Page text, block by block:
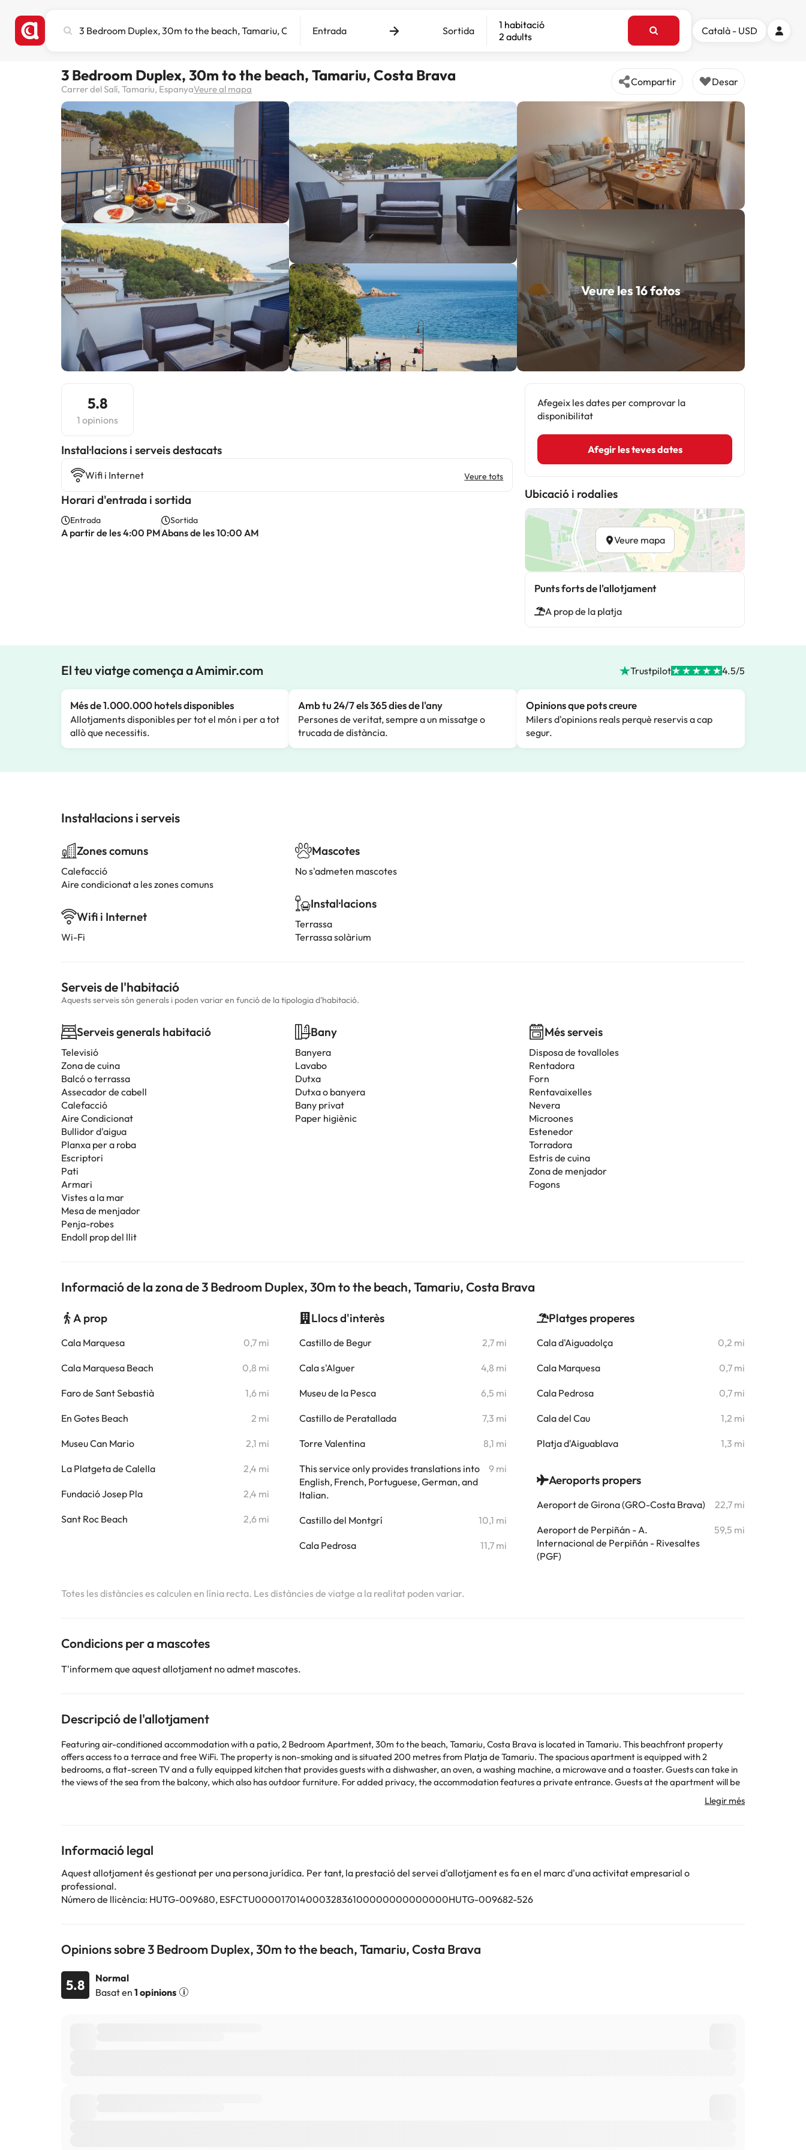
ciutat,
destinació
Entrada Sortida
1 habitació
2 adults
Català - USD
3 Bedroom Duplex, 30m to the beach, Tamariu, Costa Brava
Carrer del Salí, Tamariu, EspanyaVeure al mapa
Compartir Desar
Veure les 16 fotos
5.8
1 opinions
Instal·lacions i serveis destacats
Wifi i Internet Veure tots
Horari d'entrada i sortida
Entrada
A partir de les 4:00 PM
Sortida
Abans de les 10:00 AM
Afegeix les dates per comprovar la
disponibilitat
Afegir les teves dates
Ubicació i rodalies
Veure mapa
Punts forts de l'allotjament
A prop de la platja
El teu viatge comença a Amimir.com Trustpilot 4.5/5
Més de 1.000.000 hotels disponibles
Allotjaments disponibles per tot el món i per a tot
allò que necessitis.
Amb tu 24/7 els 365 dies de l'any
Persones de veritat, sempre a un missatge o
trucada de distància.
Opinions que pots creure
Milers d'opinions reals perquè reservis a cap
segur.
Instal·lacions i serveis
Zones comuns
Calefacció
Aire condicionat a les zones comuns
Wifi i Internet
Wi-Fi
Mascotes
No s'admeten mascotes
Instal·lacions
Terrassa
Terrassa solàrium
Serveis de l'habitació
Aquests serveis són generals i poden variar en funció de la tipologia d'habitació.
Serveis generals habitació
Televisió
Zona de cuina
Balcó o terrassa
Assecador de cabell
Calefacció
Aire Condicionat
Bullidor d'aigua
Planxa per a roba
Escriptori
Pati
Armari
Vistes a la mar
Mesa de menjador
Penja-robes
Endoll prop del llit
Bany
Banyera
Lavabo
Dutxa
Dutxa o banyera
Bany privat
Paper higiènic
Més serveis
Disposa de tovalloles
Rentadora
Forn
Rentavaixelles
Nevera
Microones
Estenedor
Torradora
Estris de cuina
Zona de menjador
Fogons
Informació de la zona de 3 Bedroom Duplex, 30m to the beach, Tamariu, Costa Brava
A prop
Cala Marquesa 0,7 mi
Cala Marquesa Beach 0,8 mi
Faro de Sant Sebastià 1,6 mi
En Gotes Beach 2 mi
Museu Can Mario 2,1 mi
La Platgeta de Calella 2,4 mi
Fundació Josep Pla 2,4 mi
Sant Roc Beach 2,6 mi
Llocs d'interès
Castillo de Begur 2,7 mi
Cala s'Alguer 4,8 mi
Museu de la Pesca 6,5 mi
Castillo de Peratallada 7,3 mi
Torre Valentina 8,1 mi
This service only provides translations into
English, French, Portuguese, German, and
Italian.
9 mi
Castillo del Montgrí 10,1 mi
Cala Pedrosa 11,7 mi
Platges properes
Cala d'Aiguadolça 0,2 mi
Cala Marquesa 0,7 mi
Cala Pedrosa 0,7 mi
Cala del Cau 1,2 mi
Platja d'Aiguablava 1,3 mi
Aeroports propers
Aeroport de Girona (GRO-Costa Brava) 22,7 mi
Aeroport de Perpiñán - A.
Internacional de Perpiñán - Rivesaltes
(PGF)
59,5 mi
Totes les distàncies es calculen en línia recta. Les distàncies de viatge a la realitat poden variar.
Condicions per a mascotes
T'informem que aquest allotjament no admet mascotes.
Descripció de l'allotjament
Featuring air-conditioned accommodation with a patio, 2 Bedroom Apartment, 30m to the beach, Tamariu, Costa Brava is located in Tamariu. This beachfront property
offers access to a terrace and free WiFi. The property is non-smoking and is situated 200 metres from Platja de Tamariu. The spacious apartment is equipped with 2
bedrooms, a flat-screen TV and a fully equipped kitchen that provides guests with a dishwasher, an oven, a washing machine, a microwave and a toaster. Guests can take in
the views of the sea from the balcony, which also has outdoor furniture. For added privacy, the accommodation features a private entrance. Guests at the apartment will be
per part de l'allotjament. Si tens dubtes, contacta'ns.
Informació legal
Aquest allotjament és gestionat per una persona jurídica. Per tant, la prestació del servei d'allotjament es fa en el marc d'una activitat empresarial o
professional.
Número de llicència: HUTG-009680, ESFCTU00001701400032836100000000000000HUTG-009682-526
Opinions sobre 3 Bedroom Duplex, 30m to the beach, Tamariu, Costa Brava
5.8
Normal
Basat en 1 opinions